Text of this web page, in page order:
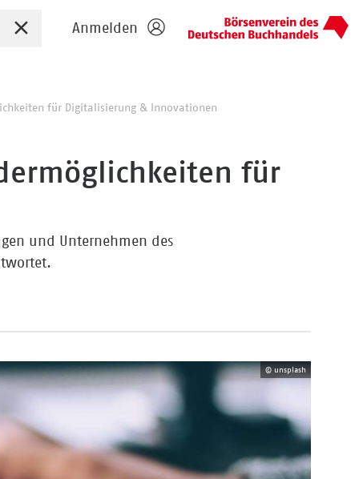
Sucheingabe zurücksetzen
Anmelden
für Digitalisierung & Innovationen
für
und Unternehmen des
© unsplash